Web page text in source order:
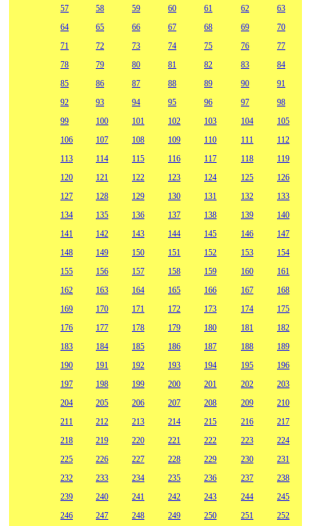
57
58 59 60 61 62
63
64
65 66 67 68 69
70
71
72 73 74 75 76
77
78
79 80 81 82 83
84
85
86 87 88 89 90
91
92
93 94 95 96 97
98
99
100 101 102 103 104
105
106
107 108 109 110 111
112
113
114 115 116 117 118
119
120
121 122 123 124 125
126
127
128 129 130 131 132
133
134
135 136 137 138 139
140
141
142 143 144 145 146
147
148
149 150 151 152 153
154
155
156 157 158 159 160
161
162
163 164 165 166 167
168
169
170 171 172 173 174
175
176
177 178 179 180 181
182
183
184 185 186 187 188
189
190
191 192 193 194 195
196
197
198 199 200 201 202
203
204
205 206 207 208 209
210
211
212 213 214 215 216
217
218
219 220 221 222 223
224
225
226 227 228 229 230
231
232
233 234 235 236 237
238
239
240 241 242 243 244
245
246
247 248 249 250 251
252